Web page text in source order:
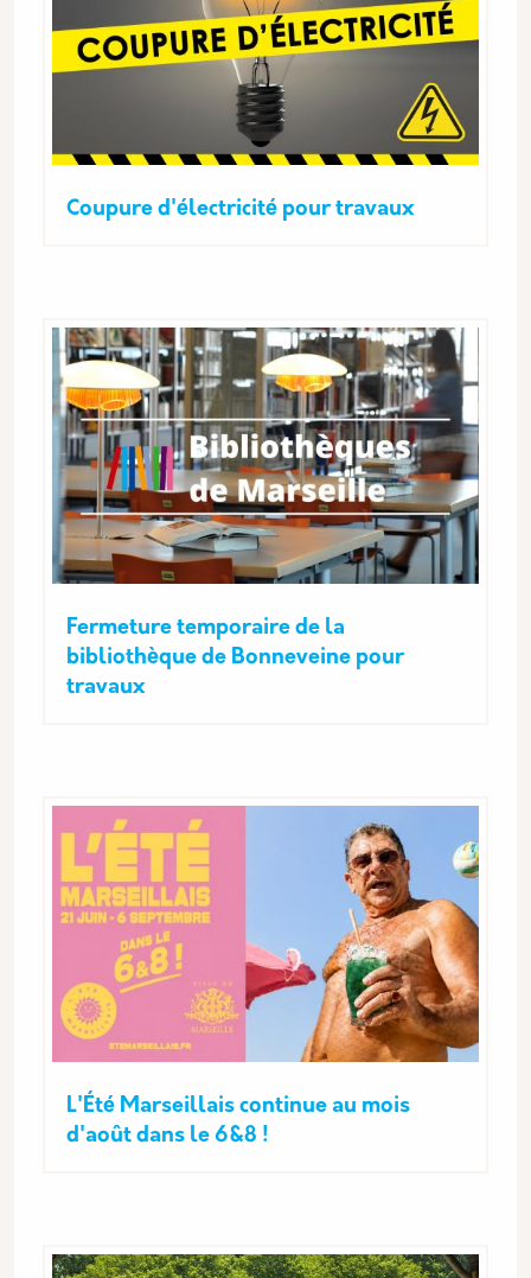
Coupure d'électricité pour travaux
Fermeture temporaire de la
bibliothèque de Bonneveine pour
travaux
L'Été Marseillais continue au mois
d'août dans le 6&8 !